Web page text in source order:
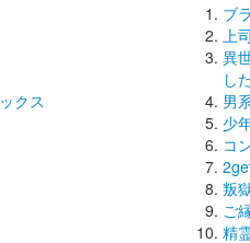
クス
ブ
上
異
し
男
少
コ
叛
ご
精